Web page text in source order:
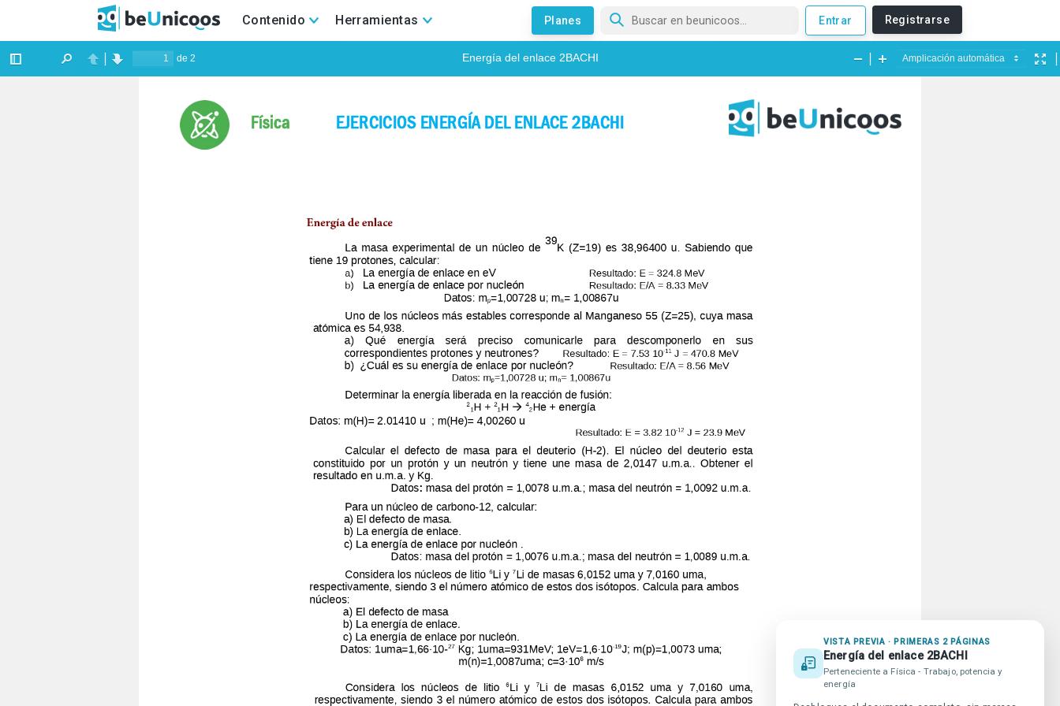
Contenido Herramientas Planes Entrar Registrarse
¡ACLARA TODAS TUS DUDAS🤔!Entra en nuestros foros para
VISTA PREVIA · PRIMERAS 2 PÁGINAS
Energía del enlace 2BACHI
Perteneciente a Física - Trabajo, potencia y
energía
Qué es beUnicoos
Sobre nosotros
Tu centro de estudios en beUnicoos
Tu publicidad en beUnicoos
Compromiso Agenda 2030
Ayuda beUnicoos